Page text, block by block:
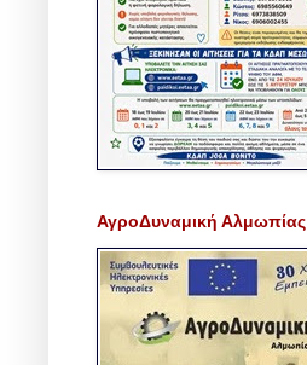
ΑγροΔυναμική Αλμωπίας